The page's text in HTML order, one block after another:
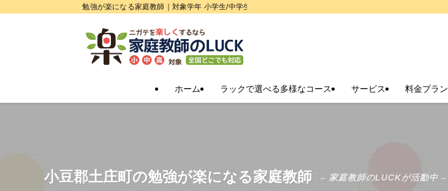
勉強が楽になる家庭教師｜対象学年 小学生/中学生/高校生
ホーム ラックで選べる多様なコース サービス 料金プラン
小豆郡土庄町の勉強が楽になる家庭教師 – 家庭教師のLUCKが活動中 –